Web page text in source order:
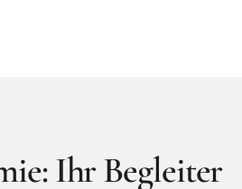
Ihr Begleiter